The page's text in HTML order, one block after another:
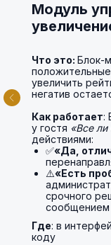
Модуль
Что это: Блок-
увеличить
негатив
Как работает:
у гостя «Все
действиями:
✅«Да,
⚠️«Есть
срочного
сообщением
Где: в
коду